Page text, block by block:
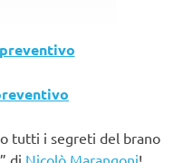
tutti i segreti del brano